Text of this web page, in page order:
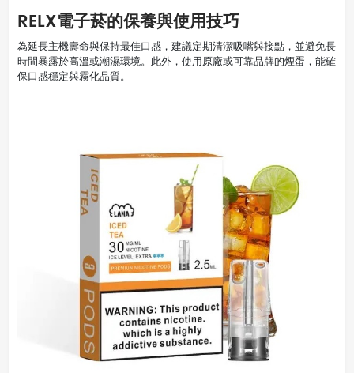
RELX電子菸的保養與使用技巧
為延長主機壽命與保持最佳口感，建議定期清潔吸嘴與接點，並避免長
時間暴露於高溫或潮濕環境。此外，使用原廠或可靠品牌的煙蛋，能確
保口感穩定與霧化品質。